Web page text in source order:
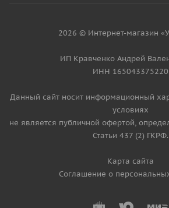
2026 © Интернет-магазин
ИП Кравченко Андрей
ИНН 165043375220
Данный сайт носит информационный
условиях
не является публичной офертой,
Статьи 437 (2) ГКРФ.
Карта сайта
Соглашение о